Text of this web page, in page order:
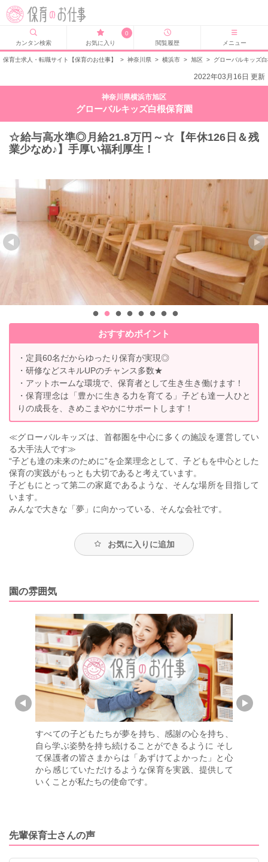
カンタン検索
0
お気に入り
閲覧履歴 メニュー
保育士求人・転職サイト【保育のお仕事】 > 神奈川県 > 横浜市 > 旭区 > グローバルキッズ
2022年03月16日 更新
神奈川県横浜市旭区
グローバルキッズ白根保育園
☆給与高水準◎月給21.8万円～☆【年休126日＆残
業少なめ♪】手厚い福利厚生！
おすすめポイント
・定員60名だからゆったり保育が実現◎
・研修などスキルUPのチャンス多数★
・アットホームな環境で、保育者として生き生き働けます！
・保育理念は「豊かに生きる力を育てる」子ども達一人ひと
りの成長を、きめこまやかにサポートします！
≪グローバルキッズは、首都圏を中心に多くの施設を運営してい
る大手法人です≫
“子ども達の未来のために”を企業理念として、子どもを中心とした
保育の実践がもっとも大切であると考えています。
子どもにとって第二の家庭であるような、そんな場所を目指して
います。
みんなで大きな「夢」に向かっている、そんな会社です。
お気に入りに追加
園の雰囲気
すべての子どもたちが夢を持ち、感謝の心を持ち、
自ら学ぶ姿勢を持ち続けることができるように そし
て保護者の皆さまからは「あずけてよかった」と心
から感じていただけるような保育を実践、提供して
いくことが私たちの使命です。
先輩保育士さんの声